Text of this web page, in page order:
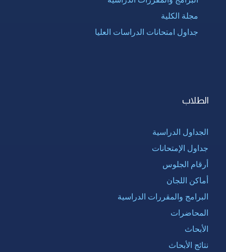
مجلة الكلية
جداول امتحانات الدراسات العليا
الطلاب
الجداول الدراسية
جداول الإمتحانات
أرقام الجلوس
أماكن اللجان
البرامج والمقررات الدراسية
المحاضرات
الأبحاث
نتائج الأبحاث